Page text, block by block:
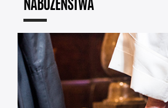
NABOŻEŃSTWA